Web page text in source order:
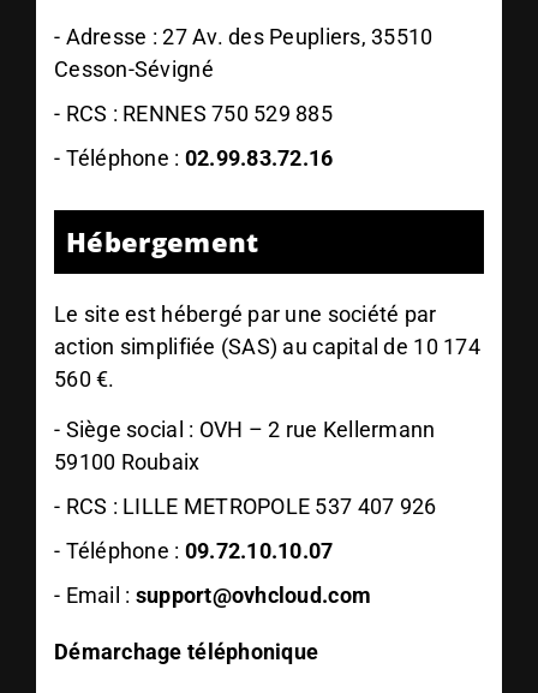
- Adresse : 27 Av. des Peupliers, 35510
Cesson-Sévigné
- RCS : RENNES 750 529 885
- Téléphone : 02.99.83.72.16
Hébergement
Le site est hébergé par une société par
action simplifiée (SAS) au capital de 10 174
560 €.
- Siège social : OVH – 2 rue Kellermann
59100 Roubaix
- RCS : LILLE METROPOLE 537 407 926
- Téléphone : 09.72.10.10.07
- Email : support@ovhcloud.com
Démarchage téléphonique